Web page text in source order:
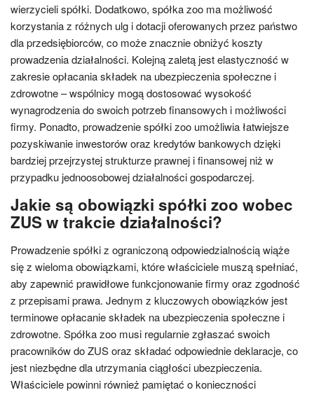
wierzycieli spółki. Dodatkowo, spółka zoo ma możliwość
korzystania z różnych ulg i dotacji oferowanych przez państwo
dla przedsiębiorców, co może znacznie obniżyć koszty
prowadzenia działalności. Kolejną zaletą jest elastyczność w
zakresie opłacania składek na ubezpieczenia społeczne i
zdrowotne – wspólnicy mogą dostosować wysokość
wynagrodzenia do swoich potrzeb finansowych i możliwości
firmy. Ponadto, prowadzenie spółki zoo umożliwia łatwiejsze
pozyskiwanie inwestorów oraz kredytów bankowych dzięki
bardziej przejrzystej strukturze prawnej i finansowej niż w
przypadku jednoosobowej działalności gospodarczej.
Jakie są obowiązki spółki zoo wobec
ZUS w trakcie działalności?
Prowadzenie spółki z ograniczoną odpowiedzialnością wiąże
się z wieloma obowiązkami, które właściciele muszą spełniać,
aby zapewnić prawidłowe funkcjonowanie firmy oraz zgodność
z przepisami prawa. Jednym z kluczowych obowiązków jest
terminowe opłacanie składek na ubezpieczenia społeczne i
zdrowotne. Spółka zoo musi regularnie zgłaszać swoich
pracowników do ZUS oraz składać odpowiednie deklaracje, co
jest niezbędne dla utrzymania ciągłości ubezpieczenia.
Właściciele powinni również pamiętać o konieczności